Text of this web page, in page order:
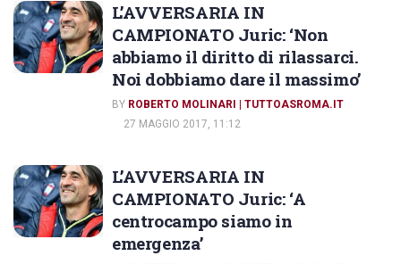
L’AVVERSARIA IN
CAMPIONATO Juric: ‘Non
abbiamo il diritto di rilassarci.
Noi dobbiamo dare il massimo’
BY ROBERTO MOLINARI | TUTTOASROMA.IT
27 MAGGIO 2017, 11:12
L’AVVERSARIA IN
CAMPIONATO Juric: ‘A
centrocampo siamo in
emergenza’